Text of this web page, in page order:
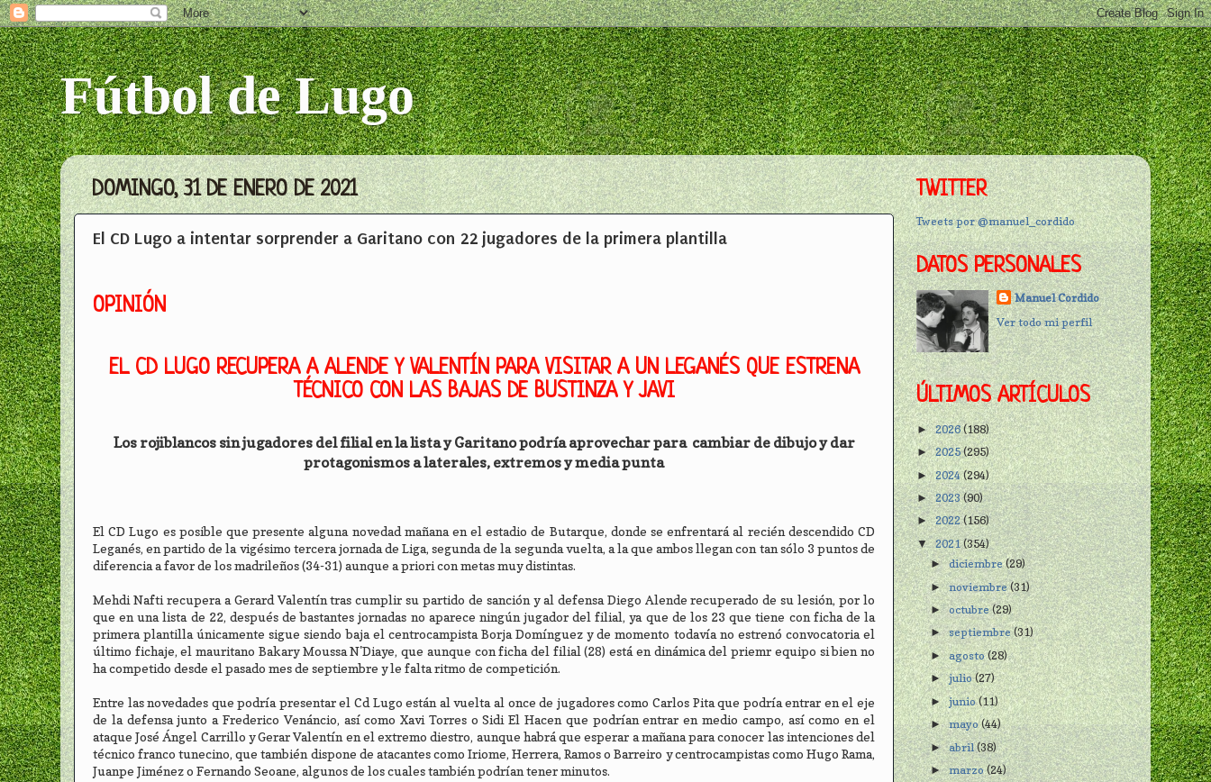
Fútbol de Lugo
DOMINGO, 31 DE ENERO DE 2021
El CD Lugo a intentar sorprender a Garitano con 22 jugadores de la primera plantilla
OPINIÓN
EL CD LUGO RECUPERA A ALENDE Y VALENTÍN PARA VISITAR A UN LEGANÉS QUE ESTRENA
TÉCNICO CON LAS BAJAS DE BUSTINZA Y JAVI
Los rojiblancos sin jugadores del filial en la lista y Garitano podría aprovechar para cambiar de dibujo y dar
protagonismos a laterales, extremos y media punta
El CD Lugo es posible que presente alguna novedad mañana en el estadio de Butarque, donde se enfrentará al recién descendido CD
Leganés, en partido de la vigésimo tercera jornada de Liga, segunda de la segunda vuelta, a la que ambos llegan con tan sólo 3 puntos de
diferencia a favor de los madrileños (34-31) aunque a priori con metas muy distintas.
Mehdi Nafti recupera a Gerard Valentín tras cumplir su partido de sanción y al defensa Diego Alende recuperado de su lesión, por lo
que en una lista de 22, después de bastantes jornadas no aparece ningún jugador del filial, ya que de los 23 que tiene con ficha de la
primera plantilla únicamente sigue siendo baja el centrocampista Borja Domínguez y de momento todavía no estrenó convocatoria el
último fichaje, el mauritano Bakary Moussa N'Diaye, que aunque con ficha del filial (28) está en dinámica del priemr equipo si bien no
ha competido desde el pasado mes de septiembre y le falta ritmo de competición.
Entre las novedades que podría presentar el Cd Lugo están al vuelta al once de jugadores como Carlos Pita que podría entrar en el eje
de la defensa junto a Frederico Venáncio, así como Xavi Torres o Sidi El Hacen que podrían entrar en medio campo, así como en el
ataque José Ángel Carrillo y Gerar Valentín en el extremo diestro, aunque habrá que esperar a mañana para conocer las intenciones del
técnico franco tunecino, que también dispone de atacantes como Iriome, Herrera, Ramos o Barreiro y centrocampistas como Hugo Rama,
Juanpe Jiménez o Fernando Seoane, algunos de los cuales también podrían tener minutos.
TWITTER
Tweets por @manuel_cordido
DATOS PERSONALES
Manuel Cordido
Ver todo mi perfil
ÚLTIMOS ARTÍCULOS
►2026(188)
►2025(295)
►2024(294)
►2023(90)
►2022(156)
▼2021(354)
►diciembre(29)
►noviembre(31)
►octubre(29)
►septiembre(31)
►agosto(28)
►julio(27)
►junio(11)
►mayo(44)
►abril(38)
►marzo(24)